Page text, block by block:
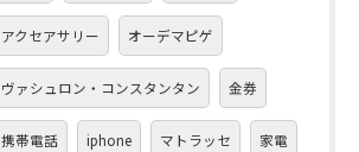
アクセアサリー オーデマピゲ
ヴァシュロン・コンスタンタン 金券
携帯電話 iphone マトラッセ 家電